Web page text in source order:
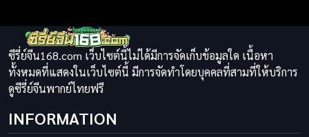
ซีรี่ย์จีน168.com เว็บไซต์นี้ไม่ได้มีการจัดเก็บข้อมูลใด เนื้อหา
ทั้งหมดที่แสดงในเว็บไซต์นี้ มีการจัดทำโดยบุคคลที่สามที่ให้บริการ
ดูซีรี่ย์จีนพากย์ไทยฟรี
INFORMATION